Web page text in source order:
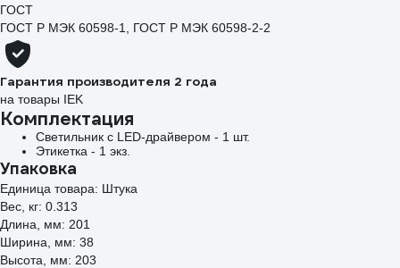
ГОСТ
ГОСТ Р МЭК 60598-1, ГОСТ Р МЭК 60598-2-2
Гарантия производителя 2 года
на товары IEK
Комплектация
Светильник с LED-драйвером - 1 шт.
Этикетка - 1 экз.
Упаковка
Единица товара: Штука
Вес, кг: 0.313
Длина, мм: 201
Ширина, мм: 38
Высота, мм: 203